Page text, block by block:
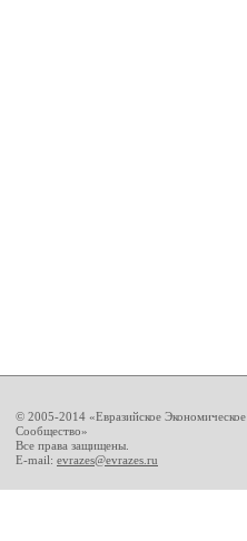
© 2005-2014 «Евразийское Экономическое
Сообщество»
Все права защищены.
E-mail: evrazes@evrazes.ru